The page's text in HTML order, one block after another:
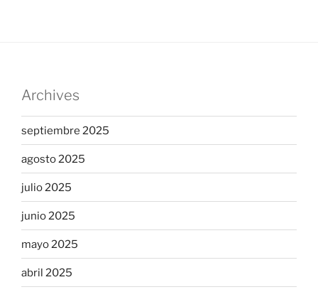
Archives
septiembre 2025
agosto 2025
julio 2025
junio 2025
mayo 2025
abril 2025